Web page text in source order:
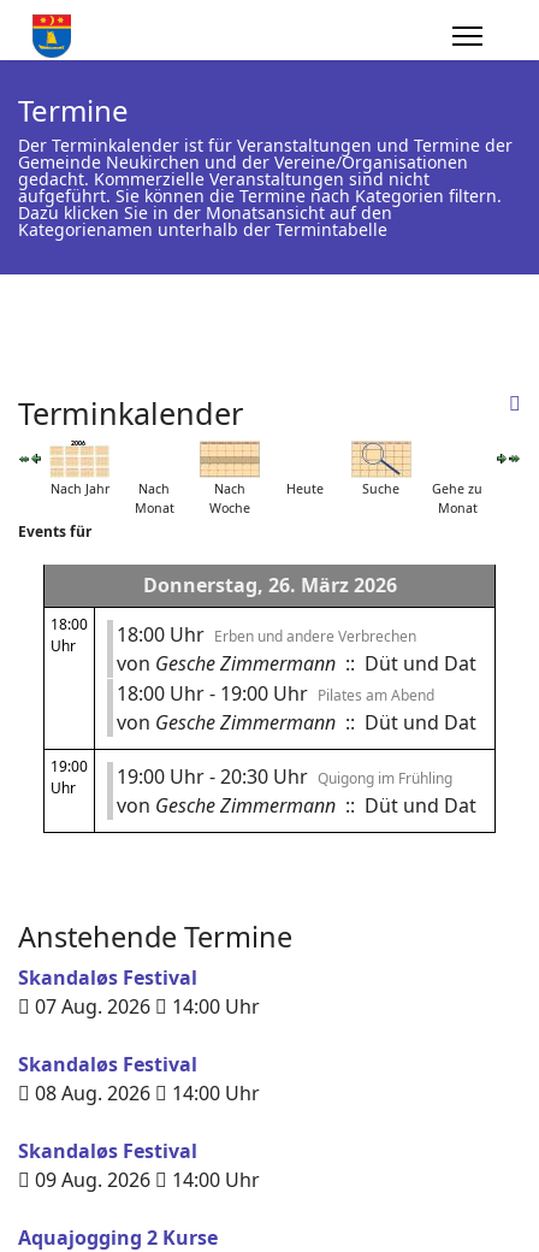
Termine
Der Terminkalender ist für Veranstaltungen und Termine der
Gemeinde Neukirchen und der Vereine/Organisationen
gedacht. Kommerzielle Veranstaltungen sind nicht
aufgeführt. Sie können die Termine nach Kategorien filtern.
Dazu klicken Sie in der Monatsansicht auf den
Kategorienamen unterhalb der Termintabelle
Terminkalender
Nach Jahr
Nach
Monat
Nach
Woche
Heute Suche
Gehe zu
Monat
Events für
Donnerstag, 26. März 2026
18:00
Uhr
18:00 Uhr Erben und andere Verbrechen
von Gesche Zimmermann :: Düt und Dat
18:00 Uhr - 19:00 Uhr Pilates am Abend
von Gesche Zimmermann :: Düt und Dat
19:00
Uhr
19:00 Uhr - 20:30 Uhr Quigong im Frühling
von Gesche Zimmermann :: Düt und Dat
Anstehende Termine
Skandaløs Festival
07 Aug. 2026
14:00 Uhr
Skandaløs Festival
08 Aug. 2026
14:00 Uhr
Skandaløs Festival
09 Aug. 2026
14:00 Uhr
Aquajogging 2 Kurse